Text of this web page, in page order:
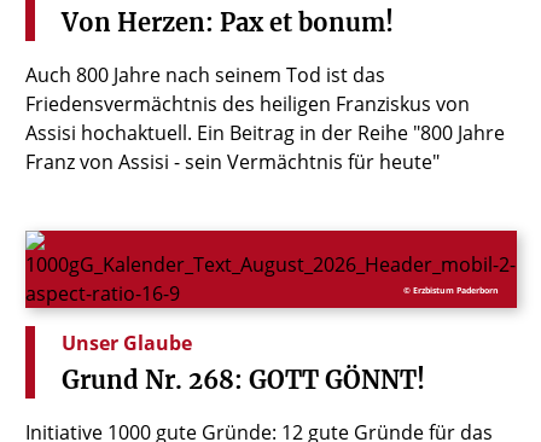
Von Herzen: Pax et bonum!
Auch 800 Jahre nach seinem Tod ist das
Friedensvermächtnis des heiligen Franziskus von
Assisi hochaktuell. Ein Beitrag in der Reihe "800 Jahre
Franz von Assisi - sein Vermächtnis für heute"
© Erzbistum Paderborn
Unser Glaube
Grund Nr. 268: GOTT GÖNNT!
Initiative 1000 gute Gründe: 12 gute Gründe für das